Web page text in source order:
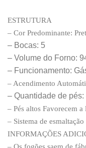
ESTRUTURA
– Cor Predominante:
– Bocas: 5
– Volume do Forno:
– Funcionamento:
– Acendimento
– Quantidade de pés:
– Pés altos Favorecem a
– Sistema de
INFORMAÇÕES